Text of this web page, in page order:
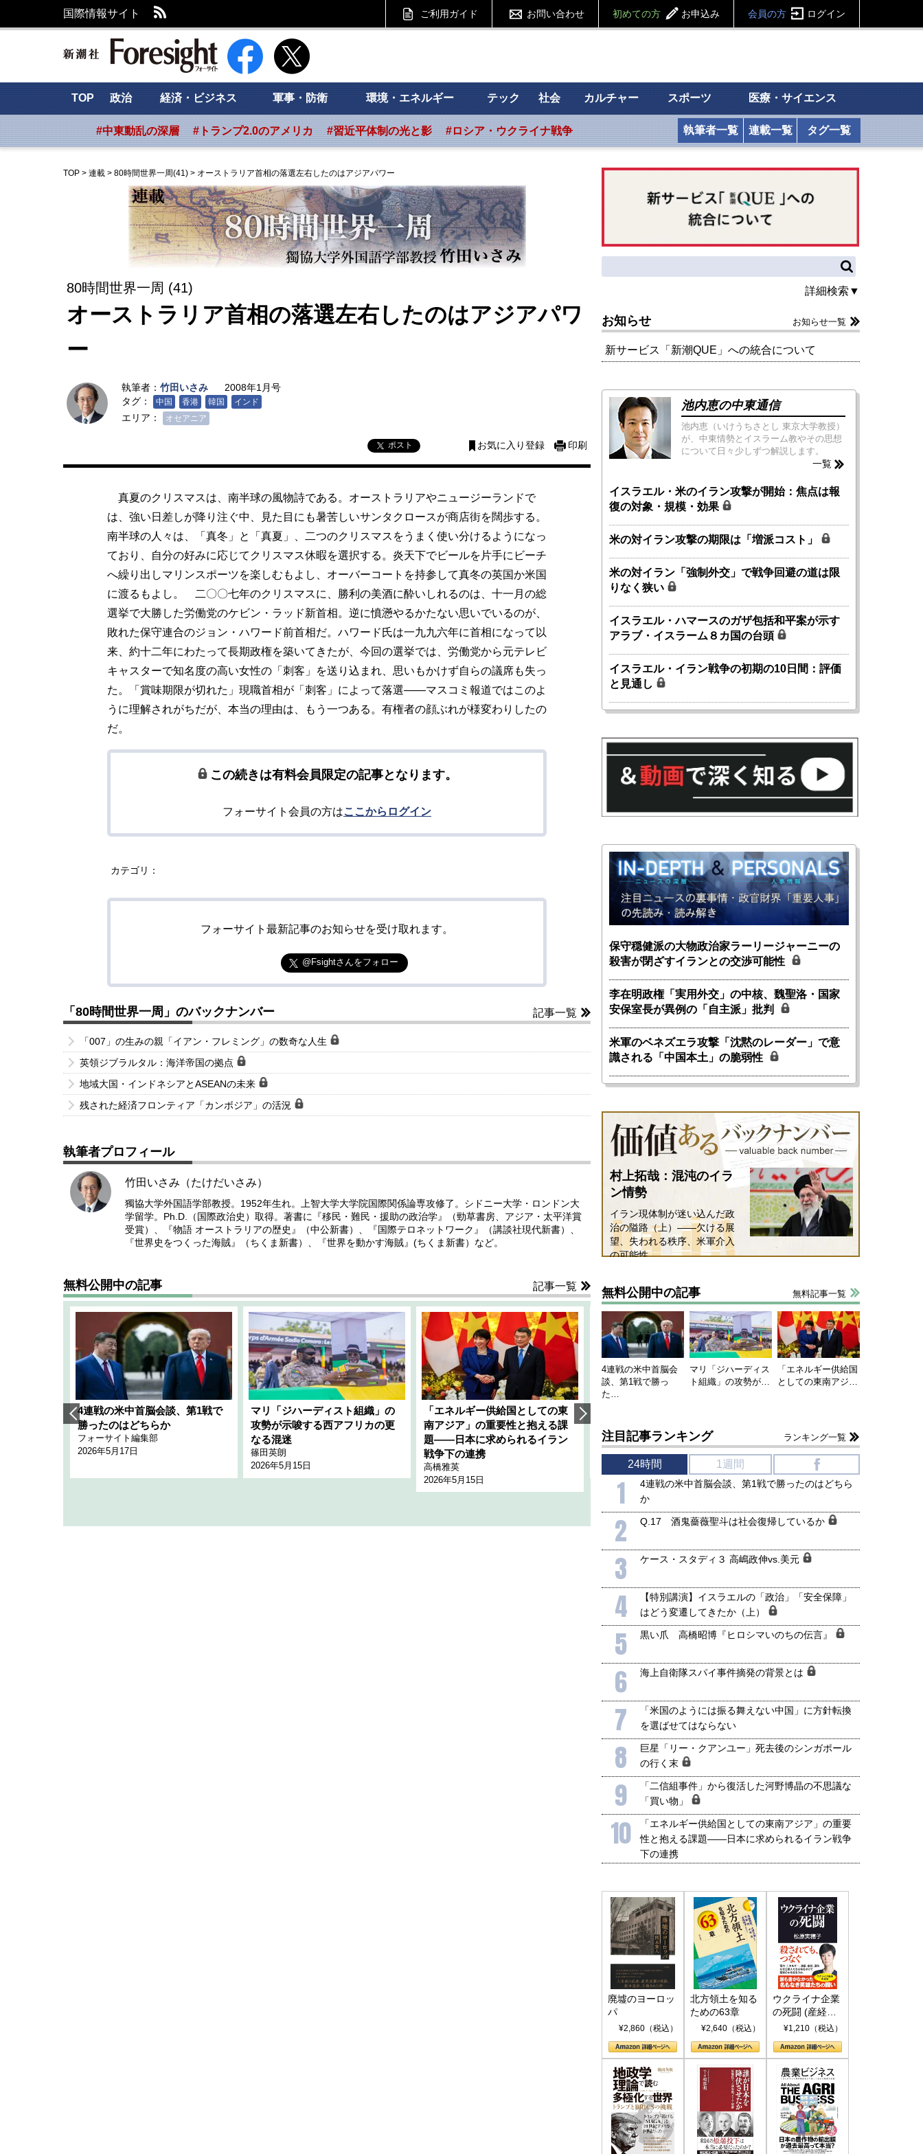
国際情報サイト ご利用ガイド お問い合わせ 初めての方 お申込み 会員の方 ログイン
新潮社 Foresight フォーサイト
TOP 政治 経済・ビジネス 軍事・防衛 環境・エネルギー テック 社会 カルチャー スポーツ 医療・サイエンス
#中東動乱の深層 #トランプ2.0のアメリカ #習近平体制の光と影 #ロシア・ウクライナ戦争 執筆者一覧 連載一覧 タグ一覧
TOP > 連載 > 80時間世界一周(41) > オーストラリア首相の落選左右したのはアジアパワー
80時間世界一周 (41)
オーストラリア首相の落選左右したのはアジアパワ
ー
執筆者： 竹田いさみ
2008年1月号
タグ：
中国 香港 韓国 インド
エリア： オセアニア
ポスト お気に入り登録 印刷
真夏のクリスマスは、南半球の風物詩である。オーストラリアやニュージーランドで
は、強い日差しが降り注ぐ中、見た目にも暑苦しいサンタクロースが商店街を闊歩する。
南半球の人々は、「真冬」と「真夏」、二つのクリスマスをうまく使い分けるようになっ
ており、自分の好みに応じてクリスマス休暇を選択する。炎天下でビールを片手にビーチ
へ繰り出しマリンスポーツを楽しむもよし、オーバーコートを持参して真冬の英国か米国
に渡るもよし。 二〇〇七年のクリスマスに、勝利の美酒に酔いしれるのは、十一月の総
選挙で大勝した労働党のケビン・ラッド新首相。逆に憤懣やるかたない思いでいるのが、
敗れた保守連合のジョン・ハワード前首相だ。ハワード氏は一九九六年に首相になって以
来、約十二年にわたって長期政権を築いてきたが、今回の選挙では、労働党から元テレビ
キャスターで知名度の高い女性の「刺客」を送り込まれ、思いもかけず自らの議席も失っ
た。「賞味期限が切れた」現職首相が「刺客」によって落選――マスコミ報道ではこのよ
うに理解されがちだが、本当の理由は、もう一つある。有権者の顔ぶれが様変わりしたの
だ。
この続きは有料会員限定の記事となります。
フォーサイト会員の方はここからログイン
カテゴリ：
フォーサイト最新記事のお知らせを受け取れます。
@Fsightさんをフォロー
「80時間世界一周」のバックナンバー 記事一覧
「007」の生みの親「イアン・フレミング」の数奇な人生
英領ジブラルタル：海洋帝国の拠点
地域大国・インドネシアとASEANの未来
残された経済フロンティア「カンボジア」の活況
執筆者プロフィール
竹田いさみ（たけだいさみ）
獨協大学外国語学部教授。1952年生れ。上智大学大学院国際関係論専攻修了。シドニー大学・ロンドン大
学留学。Ph.D.（国際政治史）取得。著書に『移民・難民・援助の政治学』（勁草書房、アジア・太平洋賞
受賞）、『物語 オーストラリアの歴史』（中公新書）、『国際テロネットワーク』（講談社現代新書）、
『世界史をつくった海賊』（ちくま新書）、『世界を動かす海賊』(ちくま新書）など。
無料公開中の記事 記事一覧
4連戦の米中首脳会談、第1戦で
勝ったのはどちらか
フォーサイト編集部
2026年5月17日
マリ「ジハーディスト組織」の
攻勢が示唆する西アフリカの更
なる混迷
篠田英朗
2026年5月15日
「エネルギー供給国としての東
南アジア」の重要性と抱える課
題――日本に求められるイラン
戦争下の連携
高橋雅英
2026年5月15日
全保障協力の意味
千々和泰明
2026年5月15日
行き着くリスク
小山堅
2026年5月14日
詳細検索▼
お知らせ お知らせ一覧
新サービス「新潮QUE」への統合について
池内恵の中東通信
池内恵（いけうちさとし 東京大学教授）
が、中東情勢とイスラーム教やその思想
について日々少しずつ解説します。
一覧
イスラエル・米のイラン攻撃が開始：焦点は報
復の対象・規模・効果
米の対イラン攻撃の期限は「増派コスト」
米の対イラン「強制外交」で戦争回避の道は限
りなく狭い
イスラエル・ハマースのガザ包括和平案が示す
アラブ・イスラーム８カ国の台頭
イスラエル・イラン戦争の初期の10日間：評価
と見通し
保守穏健派の大物政治家ラーリージャーニーの
殺害が閉ざすイランとの交渉可能性
李在明政権「実用外交」の中核、魏聖洛・国家
安保室長が異例の「自主派」批判
米軍のベネズエラ攻撃「沈黙のレーダー」で意
識される「中国本土」の脆弱性
村上拓哉：混沌のイラ
ン情勢
イラン現体制が迷い込んだ政
治の隘路（上）――欠ける展
望、失われる秩序、米軍介入
の可能性
無料公開中の記事 無料記事一覧
4連戦の米中首脳会
談、第1戦で勝っ
た…
マリ「ジハーディス
ト組織」の攻勢が…
「エネルギー供給国
としての東南アジ…
注目記事ランキング ランキング一覧
24時間 1週間
1
4連戦の米中首脳会談、第1戦で勝ったのはどちら
か
2 Q.17 酒鬼薔薇聖斗は社会復帰しているか
3 ケース・スタディ３ 高嶋政伸vs.美元
4
【特別講演】イスラエルの「政治」「安全保障」
はどう変遷してきたか（上）
5 黒い爪 高橋昭博『ヒロシマいのちの伝言』
6 海上自衛隊スパイ事件摘発の背景とは
7
「米国のようには振る舞えない中国」に方針転換
を選ばせてはならない
8
巨星「リー・クアンユー」死去後のシンガポール
の行く末
9
「二信組事件」から復活した河野博晶の不思議な
「買い物」
10
「エネルギー供給国としての東南アジア」の重要
性と抱える課題――日本に求められるイラン戦争
下の連携
廃墟のヨーロッ
パ
¥2,860（税込）
北方領土を知る
ための63章
¥2,640（税込）
ウクライナ企業
の死闘 (産経セ
レクト S 039)
¥1,210（税込）